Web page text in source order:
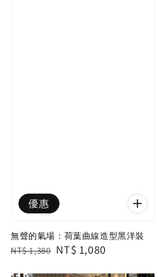
優惠
無聲的氣場：荷葉曲線造型黑洋裝
Regular
NT$ 1,380 Sale
NT$ 1,080